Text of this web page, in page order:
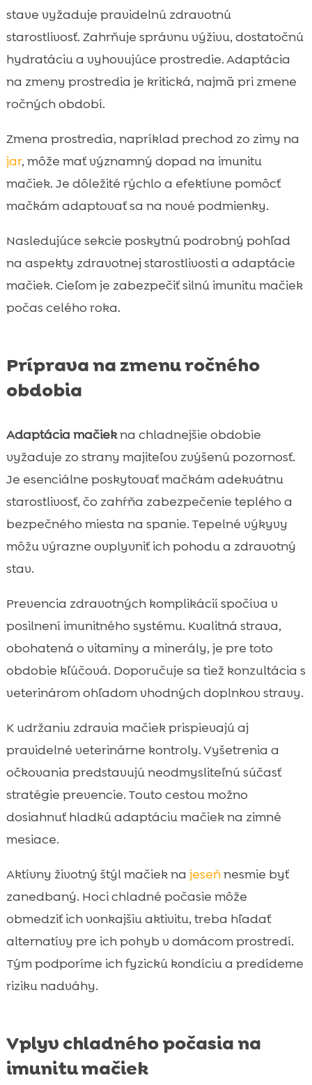
stave vyžaduje pravidelnú zdravotnú
starostlivosť. Zahrňuje správnu výživu, dostatočnú
hydratáciu a vyhovujúce prostredie. Adaptácia
na zmeny prostredia je kritická, najmä pri zmene
ročných období.
Zmena prostredia, napríklad prechod zo zimy na
jar, môže mať významný dopad na imunitu
mačiek. Je dôležité rýchlo a efektívne pomôcť
mačkám adaptovať sa na nové podmienky.
Nasledujúce sekcie poskytnú podrobný pohľad
na aspekty zdravotnej starostlivosti a adaptácie
mačiek. Cieľom je zabezpečiť silnú imunitu mačiek
počas celého roka.
Príprava na zmenu ročného
obdobia
Adaptácia mačiekna chladnejšie obdobie
vyžaduje zo strany majiteľov zvýšenú pozornosť.
Je esenciálne poskytovať mačkám adekvátnu
starostlivosť, čo zahŕňa zabezpečenie teplého a
bezpečného miesta na spanie. Tepelné výkyvy
môžu výrazne ovplyvniť ich pohodu a zdravotný
stav.
Prevencia zdravotných komplikácií spočíva v
posilnení imunitného systému. Kvalitná strava,
obohatená o vitamíny a minerály, je pre toto
obdobie kľúčová. Doporučuje sa tiež konzultácia s
veterinárom ohľadom vhodných doplnkov stravy.
K udržaniu zdravia mačiek prispievajú aj
pravidelné veterinárne kontroly. Vyšetrenia a
očkovania predstavujú neodmysliteľnú súčasť
stratégie prevencie. Touto cestou možno
dosiahnuť hladkú adaptáciu mačiek na zimné
mesiace.
Aktívny životný štýl mačiek na jeseňnesmie byť
zanedbaný. Hoci chladné počasie môže
obmedziť ich vonkajšiu aktivitu, treba hľadať
alternatívy pre ich pohyb v domácom prostredí.
Tým podporíme ich fyzickú kondíciu a predídeme
riziku nadváhy.
Vplyv chladného počasia na
imunitu mačiek